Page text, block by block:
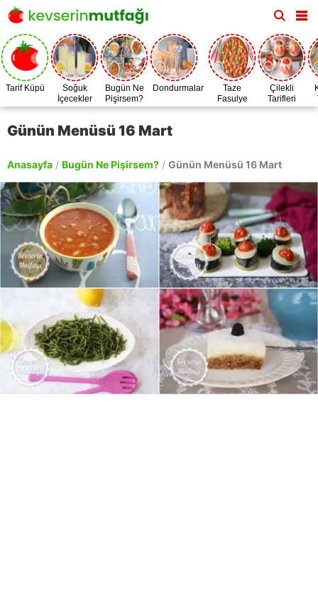
Tarif Küpü
Soğuk
İçecekler
Bugün Ne
Pişirsem?
Dondurmalar
Taze
Fasulye
Zamanı
Çilekli
Tarifleri
Günün Menüsü 16 Mart
Anasayfa / Bugün Ne Pişirsem? / Günün Menüsü 16 Mart